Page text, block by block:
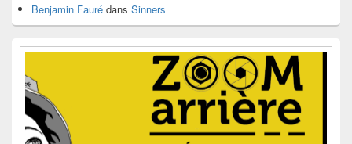
Benjamin Fauré dans Sinners